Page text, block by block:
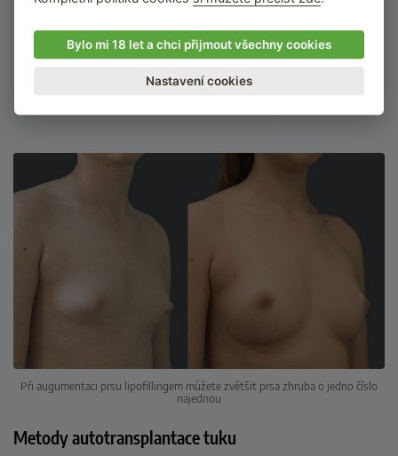
Je možné tuk v budoucnu doplnit.
Metoda není vhodná pro lidi s nízkou váhou.
Při augumentaci prsu lipofillingem můžete zvětšit prsa zhruba o jedno číslo
najednou
Metody autotransplantace tuku
Bylo mi 18 let a chci přijmout všechny cookies
Nastavení cookies